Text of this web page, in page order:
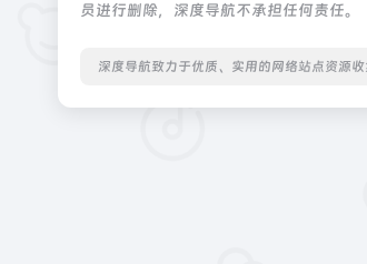
员进行删除，深度导航不承担任何责任。
深度导航致力于优质、实用的网络站点资源收